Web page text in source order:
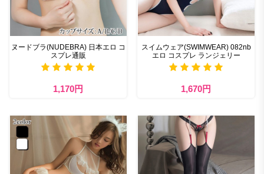
ヌードブラ(NUDEBRA) 日本エロ コ
スプレ通販
1,170円
スイムウェア(SWIMWEAR) 082nb
エロ コスプレ ランジェリー
1,670円